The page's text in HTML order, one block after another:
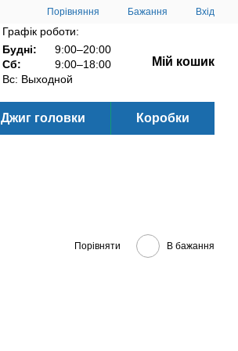
Порівняння Бажання Вхід
Графік роботи:
Будні:
9:00–20:00
Сб:
9:00–18:00
Вс: Выходной
Мій кошик
Джиг головки Коробки
Порівняти В бажання